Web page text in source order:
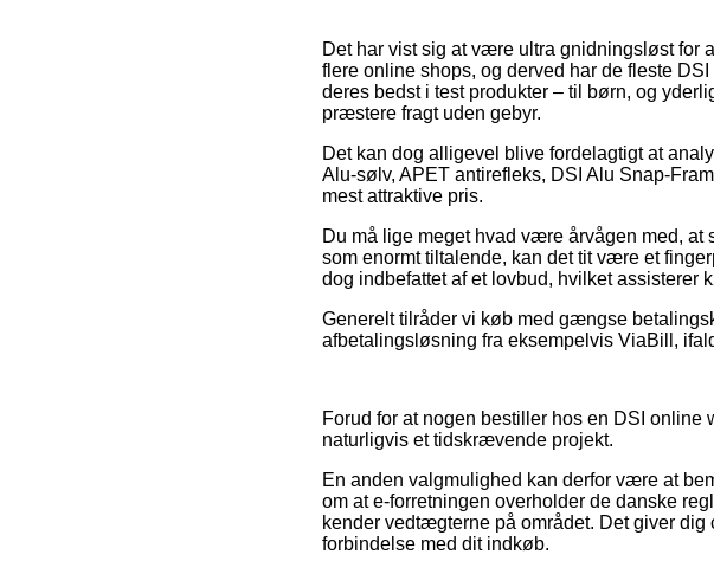
Det har vist sig at være ultra gnidningsløst for
flere online shops, og derved har de fleste
deres bedst i test produkter – til børn, og
præstere fragt uden gebyr.
Det kan dog alligevel blive fordelagtigt at
Alu-sølv, APET antirefleks, DSI Alu Snap-
mest attraktive pris.
Du må lige meget hvad være årvågen med,
som enormt tiltalende, kan det tit være et
dog indbefattet af et lovbud, hvilket assisterer
Generelt tilråder vi køb med gængse
afbetalingsløsning fra eksempelvis ViaBill,
Forud for at nogen bestiller hos en DSI
naturligvis et tidskrævende projekt.
En anden valgmulighed kan derfor være at
om at e-forretningen overholder de danske
kender vedtægterne på området. Det giver
forbindelse med dit indkøb.